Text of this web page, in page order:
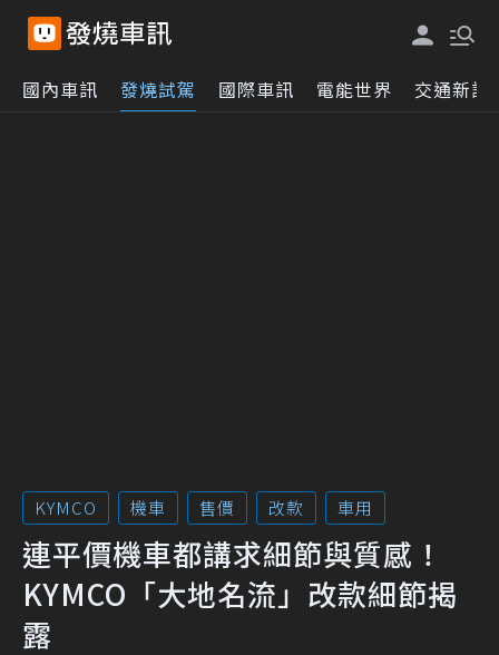
國內車訊 發燒試駕 國際車訊 電能世界 交通新訊
KYMCO 機車 售價 改款 車用
連平價機車都講求細節與質感！
KYMCO「大地名流」改款細節揭
露